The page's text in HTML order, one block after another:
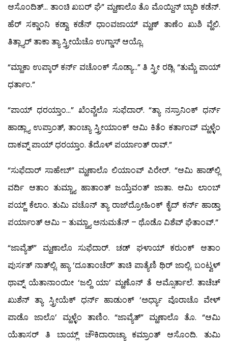
ಆಸೊಂದಿತ್… ತಾಂಚಿ ಖಬರ್ ಘೆ” ಮ್ಹಣಾಲೊ ತೊ ಮೊಯ್ದಿನ್ ಬ್ಯಾರಿ ಕಡೆನ್.
ಹೆರ್ ಸಕ್ಡಾಂನಿ ಕಡ್ವಾ ಕಡೆನ್ ಧಾಂವಜಾಯ್ ಮ್ಹಣ್ ತಾಣೆಂ ಖುಶಿ ವ್ಹೆಲಿ.
ತಿತ್ಲ್ಯಾರ್ ತಾಕಾ ತ್ಯಾ ಸ್ತ್ರೀಯೆಚೊ ಉಗ್ಡಾಸ್ ಆಯ್ಲೊ.
“ಮ್ಹಾಕಾ ಉಪ್ಕಾರ್ ಕರ್ನ್ ವಚೊಂಕ್ ಸೊಡ್ಯಾ…” ತಿ ಸ್ತ್ರೀ ರಡ್ಲಿ. “ತುಮ್ಚೆ ಪಾಯ್
ಧರ್ತಾಂ.”
“ಪಾಯ್ ಧರಯ್ತಾಂ…” ಖೆಂವ್ಚೆಲೊ ಸುಫೆದಾರ್. “ತ್ಯಾ ನಸ್ರಾನಿಂಕ್ ಧರ್ನ್
ಹಾಡ್ಲ್ಯಾ ಉಪ್ರಾಂತ್, ತಾಂಚ್ಯಾ ಸ್ತ್ರೀಯಾಂಕ್ ಆಮಿ ಕಿತೆಂ ಕರ್ತಾಂವ್ ಮ್ಹಳ್ಳೆಂ
ದಾಕವ್ನ್ ಪಾಯ್ ಧರಯ್ತಾಂ. ತೆದೊಳ್ ಪರ್ಯಾಂತ್ ರಾವ್.”
“ಸುಫೆದಾರ್ ಸಾಹೇಬ್” ಮ್ಹಣಾಲೊ ಲಿಯಾಂವ್ ಪಿರೇರ್. “ಆಮಿ ಹಾಡ್‍ಲ್ಲಿ
ವರ್ದಿ ಆತಾಂ ತುಮ್ಚ್ಯಾ ಹಾತಾಂತ್ ಜಯ್ತೆವಂತ್ ಜಾತಾ. ಆಮಿ ಲಾಂಬ್
ಪಯ್ಣ್ ಕೆಲಾಂ. ತುಮಿ ವಚೊನ್ ತ್ಯಾ ರಾಜ್‍ದ್ರೋಹಿಂಕ್ ಕೈದ್ ಕರ್ನ್ ಹಾಡ್ತಾ
ಪರ್ಯಾಂತ್ ಆಮಿ – ತುಮ್ಚ್ಯಾ ಅನುಮತೆನ್ – ಥೊಡೊ ವಿಶೆವ್ ಘೆತಾಂವ್.”
“ಜಾವ್ಯೆತ್” ಮ್ಹಣಾಲೊ ಸುಫೆದಾರ್. ಚಡ್ ಘಳಾಯ್ ಕರುಂಕ್ ಆತಾಂ
ಪುರ್ಸತ್ ನಾತ್‍ಲ್ಲಿ. ಹ್ಯಾ ‘ದೂತಾಂಚೆರ್’ ತಾಚಿ ಪಾತ್ಯೆಣಿ ಥಿರ್ ಜಾಲ್ಲಿ. ಬಂಟ್ವಳ್
ಥಾವ್ನ್ ಯೆತಾನಾಂಯೀ ‘ಜಲ್ದಿ ಯಾ’ ಮ್ಹಣೊನ್ ತೆ ಆಮ್ಸೊರ್ತಾಲೆ. ತಾಚೆಚ್
ಖುಶೆನ್ ತ್ಯಾ ಸ್ತ್ರೀಯೆಕ್ ಧರ್ನ್ ಹಾಡುಂಕ್ ‘ಅರ್ಧ್ಯಾ ವೊರಾಚೊ ವೇಳ್
ಪಾಡೊ ಜಾಲೊ’ ಮ್ಹಳ್ಳೆಂ ತಾಣಿಂ. “ಜಾವ್ಯೆತ್” ಮ್ಹಣಾಲೊ ತೊ. “ಆಮಿ
ಯೆತಾಸರ್ ತಿ ಬಾಯ್ಲ್ ಚೌಕಿದಾರಾಚ್ಯಾ ಕಮ್ರಾಂತ್ ಆಸೊಂದಿ. ತುಮಿ